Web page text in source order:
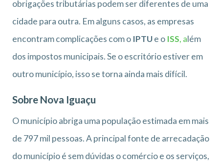
obrigações tributárias podem ser diferentes de uma
cidade para outra. Em alguns casos, as empresas
encontram complicações com o IPTUe o ISS, além
dos impostos municipais. Se o escritório estiver em
outro município, isso se torna ainda mais difícil.
Sobre Nova Iguaçu
O município abriga uma população estimada em mais
de 797 mil pessoas. A principal fonte de arrecadação
do município é sem dúvidas o comércio e os serviços,